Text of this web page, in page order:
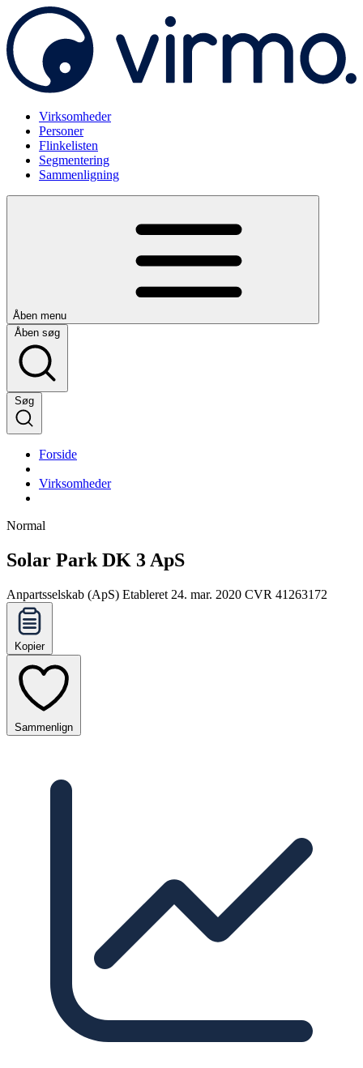
Virksomheder
Personer
Flinkelisten
Segmentering
Sammenligning
Åben menu
Åben søg
Søg
Forside
Virksomheder
Normal
Solar Park DK 3 ApS
Anpartsselskab (ApS) Etableret 24. mar. 2020 CVR 41263172
Kopier
Sammenlign